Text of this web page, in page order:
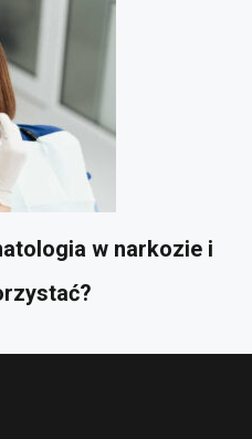
w narkozie i